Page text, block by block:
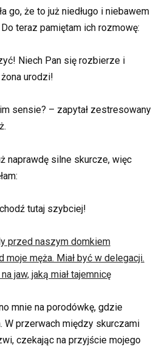
go, że to już niedługo i niebawem
teraz pamiętam ich rozmowę:
Niech Pan się rozbierze i
urodzi!
sensie? – zapytał zestresowany
naprawdę silne skurcze, więc
tutaj szybciej!
przed naszym domkiem
moje męża. Miał być w delegacji.
jaw, jaką miał tajemnicę
mnie na porodówkę, gdzie
W przerwach między skurczami
czekając na przyjście mojego